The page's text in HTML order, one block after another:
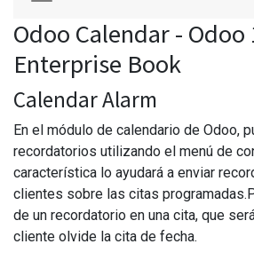
Odoo Calendar - Odoo
Enterprise Book
Calendar Alarm
En el módulo de calendario de Odoo,
recordatorios utilizando el menú de
característica lo ayudará a enviar
clientes sobre las citas
de un recordatorio en una cita, que
cliente olvide la cita de fecha.